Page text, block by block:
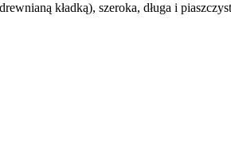
kładką), szeroka, długa i